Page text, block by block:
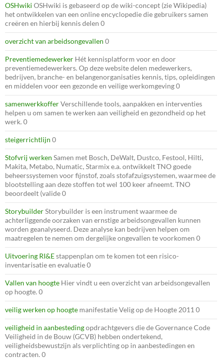
OSHwiki OSHwiki is gebaseerd op de wiki-concept (zie Wikipedia)
het ontwikkelen van een online encyclopedie die gebruikers samen
creëren en hierbij kennis delen 0
overzicht van arbeidsongevallen 0
Preventiemedewerker Hét kennisplatform voor en door
preventiemedewerkers. Op deze website delen medewerkers,
bedrijven, branche- en belangenorganisaties kennis, tips, opleidingen
en middelen voor een gezonde en veilige werkomgeving 0
samenwerkkofferVerschillende tools, aanpakken en interventies
helpen u om samen te werken aan veiligheid en gezondheid op het
werk. 0
steigerrichtlijn 0
Stofvrij werken Samen met Bosch, DeWalt, Dustco, Festool, Hilti,
Makita, Metabo, Numatic, Starmix e.a. ontwikkelt TNO goede
beheerssystemen voor fijnstof, zoals stofafzuigsystemen, waarmee de
blootstelling aan deze stoffen tot wel 100 keer afneemt. TNO
beoordeelt (valide 0
StorybuilderStorybuilder is een instrument waarmee de
achterliggende oorzaken van ernstige arbeidsongevallen kunnen
worden geanalyseerd. Deze analyse kan bedrijven helpen om
maatregelen te nemen om dergelijke ongevallen te voorkomen 0
Uitvoering RI&Estappenplan om te komen tot een risico-
inventarisatie en evaluatie 0
Vallen van hoogte Hier vindt u een overzicht van arbeidsongevallen
op hoogte. 0
veilig werken op hoogte manifestatie Velig op de Hoogte 2011 0
veiligheid in aanbestedingopdrachtgevers die de Governance Code
Veiligheid in de Bouw (GCVB) hebben ondertekend,
veiligheidsbewustzijn als verplichting op in aanbestedingen en
contracten. 0